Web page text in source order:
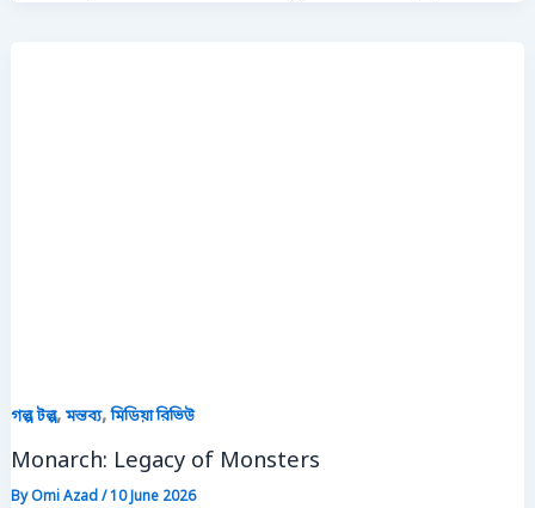
গল্প টল্প, মন্তব্য,মিডিয়া রিভিউ
Monarch: Legacy of Monsters
ByOmi Azad/10 June 2026